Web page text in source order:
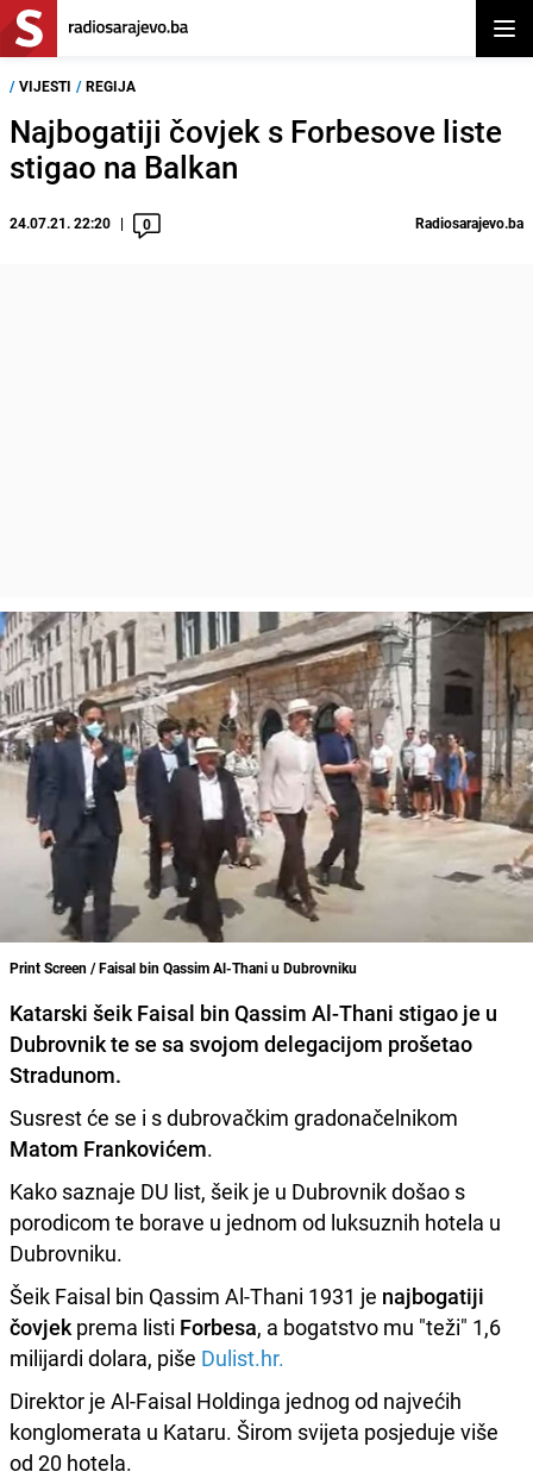
/ VIJESTI / REGIJA
Najbogatiji čovjek s Forbesove liste
stigao na Balkan
24.07.21. 22:20 0 Radiosarajevo.ba
Print Screen / Faisal bin Qassim Al-Thani u Dubrovniku
Katarski šeik Faisal bin Qassim Al-Thani stigao je u
Dubrovnikte se sa svojom delegacijom prošetao
Stradunom.
Susrest će se i s dubrovačkim gradonačelnikom
Matom Frankovićem.
Kako saznaje DU list, šeik je u Dubrovnik došao s
porodicom te borave u jednom od luksuznih hotela u
Dubrovniku.
Šeik Faisal bin Qassim Al-Thani 1931 je najbogatiji
čovjek prema listi Forbesa, a bogatstvo mu "teži" 1,6
milijardi dolara, piše Dulist.hr.
Direktor je Al-Faisal Holdinga jednog od najvećih
konglomerata u Kataru. Širom svijeta posjeduje više
od 20 hotela.